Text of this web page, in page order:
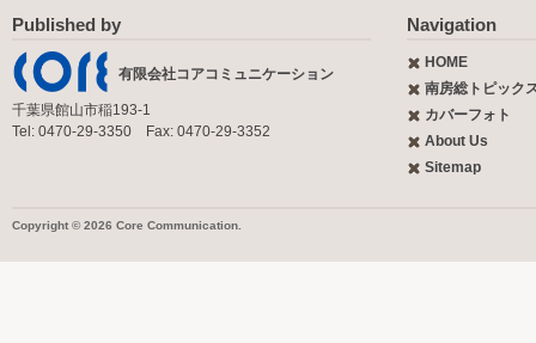
Published by
有限会社コアコミュニケーション
千葉県館山市稲193-1
Tel: 0470-29-3350 Fax: 0470-29-3352
Navigation
HOME
南房総トピック
カバーフォト
About Us
Sitemap
Copyright © 2026 Core Communication.